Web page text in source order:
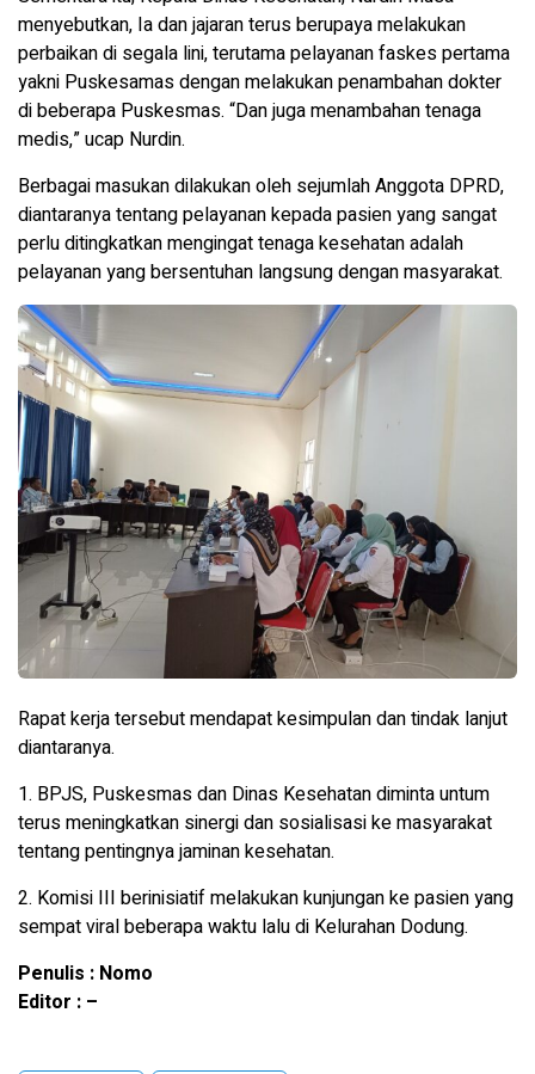
menyebutkan, Ia dan jajaran terus berupaya melakukan
perbaikan di segala lini, terutama pelayanan faskes pertama
yakni Puskesamas dengan melakukan penambahan dokter
di beberapa Puskesmas. “Dan juga menambahan tenaga
medis,” ucap Nurdin.
Berbagai masukan dilakukan oleh sejumlah Anggota DPRD,
diantaranya tentang pelayanan kepada pasien yang sangat
perlu ditingkatkan mengingat tenaga kesehatan adalah
pelayanan yang bersentuhan langsung dengan masyarakat.
Rapat kerja tersebut mendapat kesimpulan dan tindak lanjut
diantaranya.
1. BPJS, Puskesmas dan Dinas Kesehatan diminta untum
terus meningkatkan sinergi dan sosialisasi ke masyarakat
tentang pentingnya jaminan kesehatan.
2. Komisi III berinisiatif melakukan kunjungan ke pasien yang
sempat viral beberapa waktu lalu di Kelurahan Dodung.
Penulis : Nomo
Editor : –